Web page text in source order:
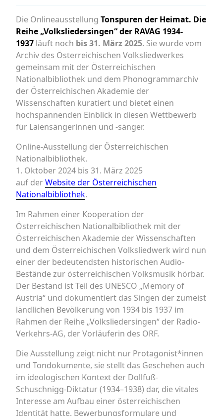
Die Onlineausstellung Tonspuren der Heimat. Die
Reihe „Volksliedersingen“ der RAVAG 1934-
1937 läuft noch bis 31. März 2025. Sie wurde vom
Archiv des Österreichischen Volksliedwerkes
gemeinsam mit der Österreichischen
Nationalbibliothek und dem Phonogrammarchiv
der Österreichischen Akademie der
Wissenschaften kuratiert und bietet einen
hochspannenden Einblick in diesen Wettbewerb
für Laiensängerinnen und -sänger.
Online-Ausstellung der Österreichischen
Nationalbibliothek.
1. Oktober 2024 bis 31. März 2025
auf derWebsite der Österreichischen
Nationalbibliothek.
Im Rahmen einer Kooperation der
Österreichischen Nationalbibliothek mit der
Österreichischen Akademie der Wissenschaften
und dem Österreichischen Volksliedwerk wird nun
einer der bedeutendsten historischen Audio-
Bestände zur österreichischen Volksmusik hörbar.
Der Bestand ist Teil des UNESCO „Memory of
Austria“ und dokumentiert das Singen der zumeist
ländlichen Bevölkerung von 1934 bis 1937 im
Rahmen der Reihe „Volksliedersingen“ der Radio-
Verkehrs-AG, der Vorläuferin des ORF.
Die Ausstellung zeigt nicht nur Protagonist*innen
und Tondokumente, sie stellt das Geschehen auch
im ideologischen Kontext der Dollfuß-
Schuschnigg-Diktatur (1934–1938) dar, die vitales
Interesse am Aufbau einer österreichischen
Identität hatte. Bewerbungsformulare und